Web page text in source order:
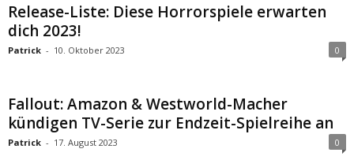
Release-Liste: Diese Horrorspiele erwarten
dich 2023!
Patrick - 10. Oktober 2023 0
Fallout: Amazon & Westworld-Macher
kündigen TV-Serie zur Endzeit-Spielreihe an
Patrick - 17. August 2023 0